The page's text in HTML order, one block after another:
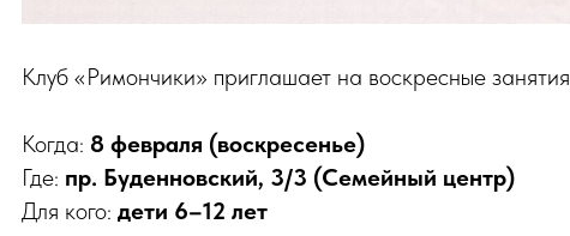
Клуб «Римончики» приглашает на воскресные занятия
Когда: 8 февраля (воскресенье)
Где: пр. Буденновский, 3/3 (Семейный центр)
Для кого: дети 6–12 лет